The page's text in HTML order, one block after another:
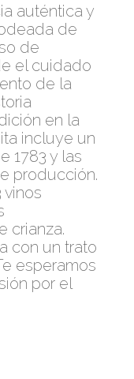
auténtica y
de
de
el cuidado
de la
en la
incluye un
1783 y las
producción.
vinos
crianza.
con un trato
esperamos
por el